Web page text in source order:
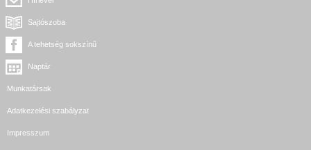
Sajtószoba
A tehetség sokszínű
Naptár
Munkatársak
Adatkezelési szabályzat
Impresszum